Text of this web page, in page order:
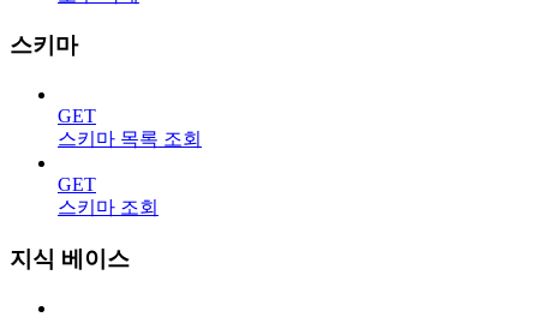
스키마
GET
스키마 목록 조회
GET
스키마 조회
지식 베이스